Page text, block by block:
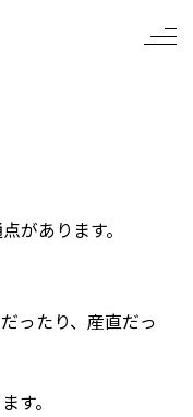
があります。
ったり、産直だっ
す。